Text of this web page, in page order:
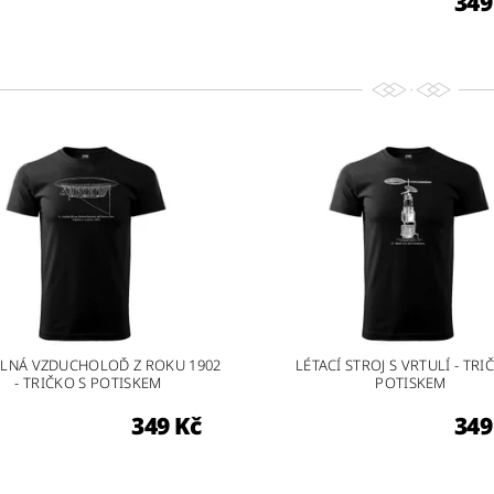
VZDUCHOLOĎ Z ROKU 1902
- TRIČKO S POTISKEM
349 Kč
LÉTACÍ STROJ S VRTULÍ -
POTISKEM